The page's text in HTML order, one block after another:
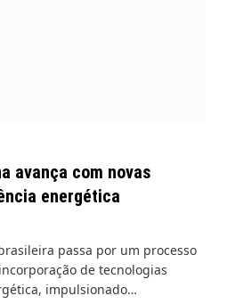
avança com novas
energética
passa por um processo
de tecnologias
impulsionado…